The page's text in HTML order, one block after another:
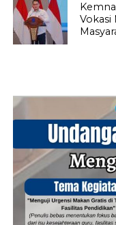
Vokasi